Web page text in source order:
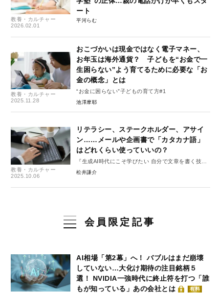
教養・カルチャー
2026.02.01
ート
平河らむ
教養・カルチャー
2025.11.28
おこづかいは現金ではなく電子マネー、
お年玉は海外通貨？ 子どもを“お金で一
生困らない”よう育てるために必要な「お
金の概念」とは
“お金に困らない”子どもの育て方#1
池澤摩耶
教養・カルチャー
2025.10.06
リテラシー、ステークホルダー、アサイ
ン……メールや企画書で「カタカナ語」
はどれくらい使っていいの？
『生成AI時代にこそ学びたい 自分で文章を書く技
術』#1
松井謙介
会員限定記事
AI相場「第2幕」へ！ バブルはまだ崩壊
していない…大化け期待の注目銘柄５
選！ NVIDIA一強時代に終止符を打つ「誰
もが知っている」あの会社とは
有料